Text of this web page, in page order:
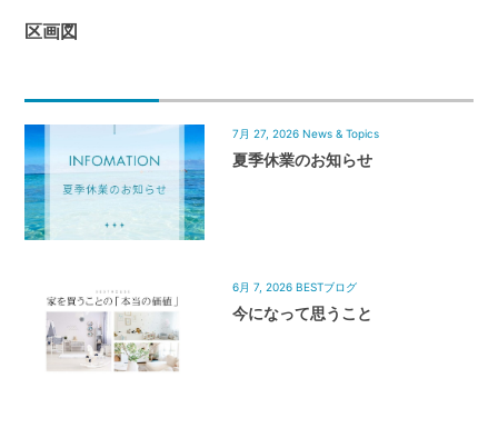
区画図
7月 27, 2026 News & Topics
夏季休業のお知らせ
6月 7, 2026 BESTブログ
今になって思うこと